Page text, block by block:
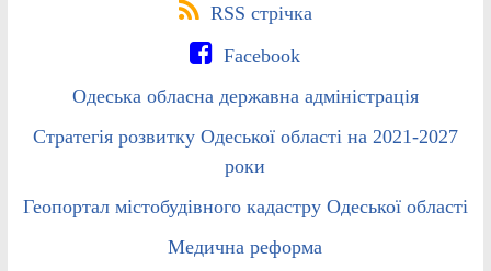
RSS стрічка
Facebook
Одеська обласна державна адміністрація
Стратегія розвитку Одеської області на 2021-2027
роки
Геопортал містобудівного кадастру Одеської області
Медична реформа